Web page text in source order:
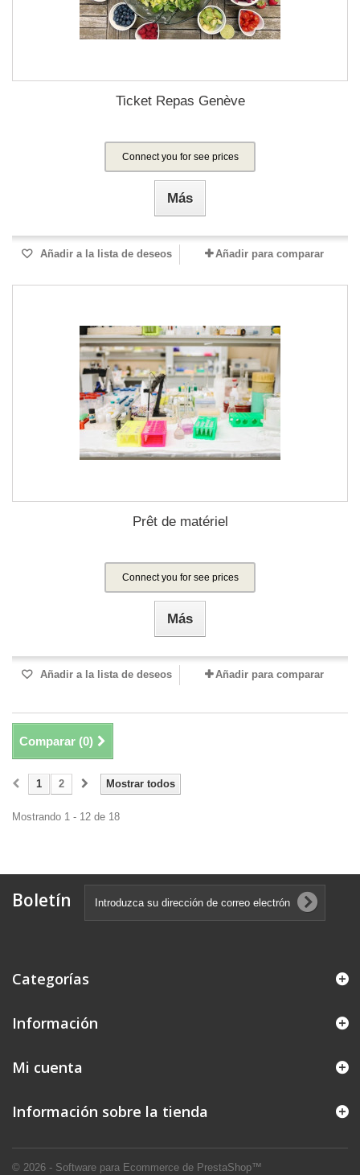
Ticket Repas Genève
Connect you for see prices
Más
Añadir a la lista de deseos Añadir para comparar
Prêt de matériel
Connect you for see prices
Más
Añadir a la lista de deseos Añadir para comparar
Comparar (0)
Mostrar todos
1 2
Mostrando 1 - 12 de 18
Boletín
Categorías
Información
© 2026 - Software para Ecommerce de PrestaShop™
Mi cuenta
Información sobre la tienda